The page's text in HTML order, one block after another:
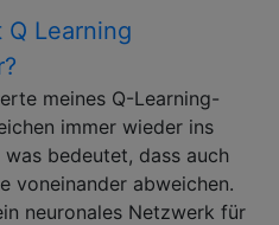
Q Learning
meines Q-Learning-
immer wieder ins
was bedeutet, dass auch
voneinander abweichen.
neuronales Netzwerk für